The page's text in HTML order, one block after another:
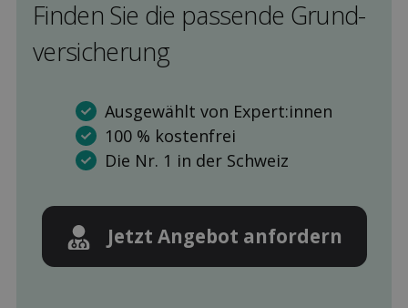
Finden Sie die pas­sende Grund­
versicherung
Ausgewählt von Expert:innen
100 % kostenfrei
Die Nr. 1 in der Schweiz
Jetzt Angebot anfordern